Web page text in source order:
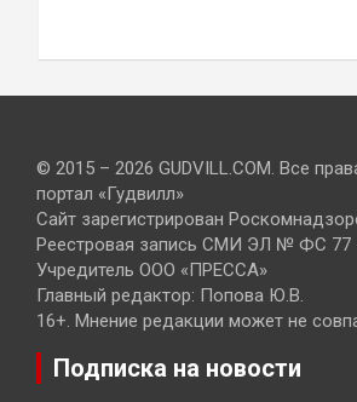
© 2015 – 2026 GUDVILL.COM. Все
портал «Гудвилл»
Сайт зарегистрирован
Реестровая запись СМИ ЭЛ № ФС 77
Учредитель ООО «ПРЕССА»
Главный редактор: Попова Ю.В.
16+. Мнение редакции может не
Подписка на новости